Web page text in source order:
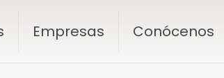
Empresas Conócenos